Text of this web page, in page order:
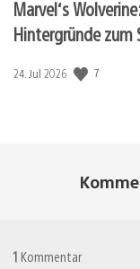
Marvel‘s
Hintergründe zum
Veröffentlichungsdatum:
24. Jul 2026 7
1 Kommentar